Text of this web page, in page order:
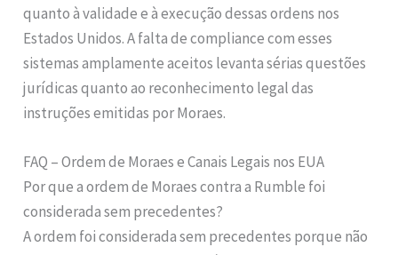
quanto à validade e à execução dessas ordens nos
Estados Unidos. A falta de compliance com esses
sistemas amplamente aceitos levanta sérias questões
jurídicas quanto ao reconhecimento legal das
instruções emitidas por Moraes.
FAQ – Ordem de Moraes e Canais Legais nos EUA
Por que a ordem de Moraes contra a Rumble foi
considerada sem precedentes?
A ordem foi considerada sem precedentes porque não